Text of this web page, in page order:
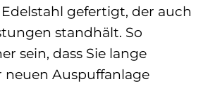
gefertigt, der auch
standhält. So
sein, dass Sie lange
neuen Auspuffanlage